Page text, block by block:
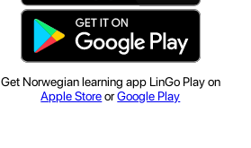
Get Norwegian learning app LinGo Play on
Apple StoreorGoogle Play